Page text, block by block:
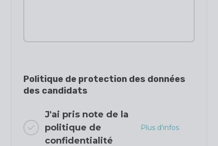
Politique de protection des données
des candidats
J'ai pris note de la
politique de
confidentialité
Plus d'infos